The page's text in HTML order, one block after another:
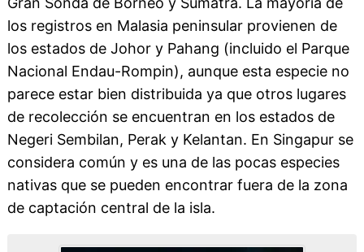
los registros en Malasia peninsular provienen de
los estados de Johor y Pahang (incluido el Parque
Nacional Endau-Rompin), aunque esta especie no
parece estar bien distribuida ya que otros lugares
de recolección se encuentran en los estados de
Negeri Sembilan, Perak y Kelantan. En Singapur se
considera común y es una de las pocas especies
nativas que se pueden encontrar fuera de la zona
de captación central de la isla.